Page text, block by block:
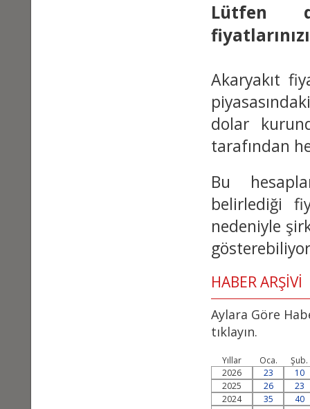
Lütfen
Akaryakıt
dolar
tarafından
Bu
belirlediği
nedeniyle
gösterebiliyor
HABER ARŞİVİ
Aylara Göre
tıklayın.
Yıllar Oca.
Şub.
2026
23
10
2025
26
23
2024
35
40